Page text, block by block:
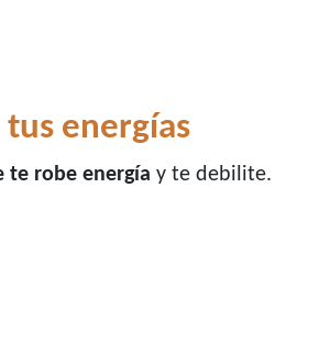
energías
te robe energía y te debilite.